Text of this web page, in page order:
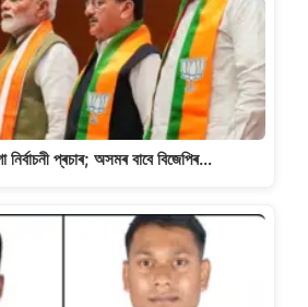
নিৰ্বাচনী প্ৰচাৰ; অসমৰ বাবে বিজেপিৰ…